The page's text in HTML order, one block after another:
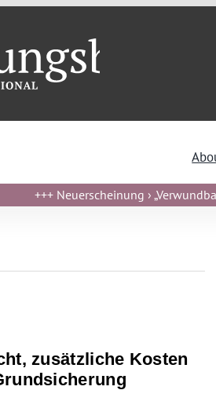
+++ Neuerscheinung ›
zusätzliche Kosten